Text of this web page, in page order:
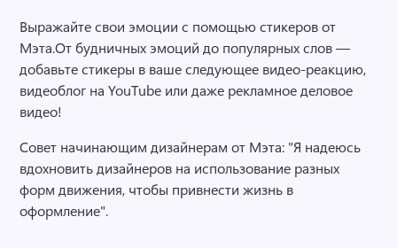
Выражайте свои эмоции с помощью стикеров от
Мэта.От будничных эмоций до популярных слов —
добавьте стикеры в ваше следующее видео-реакцию,
видеоблог на YouTube или даже рекламное деловое
видео!
Совет начинающим дизайнерам от Мэта: "Я надеюсь
вдохновить дизайнеров на использование разных
форм движения, чтобы привнести жизнь в
оформление".